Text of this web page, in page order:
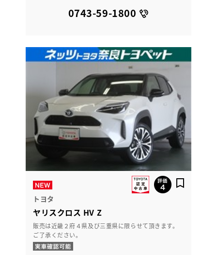
0743-59-1800
トヨタ
ヤリスクロス HV Z
販売は近畿２府４県及び三重県に限らせて頂きます。
ご了承ください。